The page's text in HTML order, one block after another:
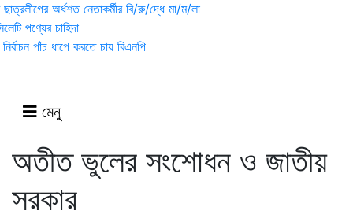
ছাত্রলীগের অর্ধশত নেতাকর্মীর বি/রু/দ্ধে মা/ম/লা
পণ্যের চাহিদা
পাঁচ ধাপে করতে চায় বিএনপি
মেনু
অতীত ভুলের সংশোধন ও জাতীয়
সরকার